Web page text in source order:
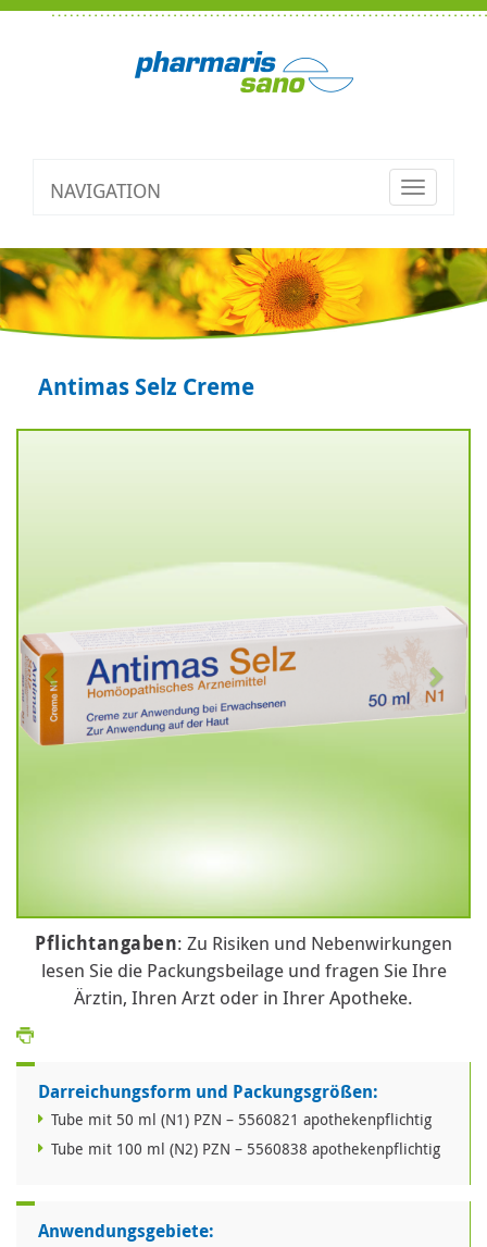
NAVIGATION
Toggle
Antimas Selz Creme
Pflichtangaben: Zu Risiken und Nebenwirkungen
lesen Sie die Packungsbeilage und fragen Sie Ihre
Ärztin, Ihren Arzt oder in Ihrer Apotheke.
Darreichungsform und Packungsgrößen:
Tube mit 50 ml (N1) PZN – 5560821 apothekenpflichtig
Tube mit 100 ml (N2) PZN – 5560838 apothekenpflichtig
Anwendungsgebiete: